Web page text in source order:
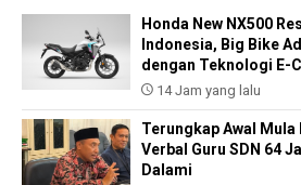
Honda New NX500
Indonesia, Big Bike
dengan Teknologi E-
14 Jam yang lalu
Terungkap Awal Mula
Verbal Guru SDN 64
Dalami